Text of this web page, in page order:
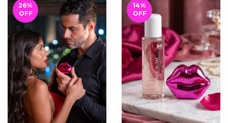
26%
OFF
14%
OFF